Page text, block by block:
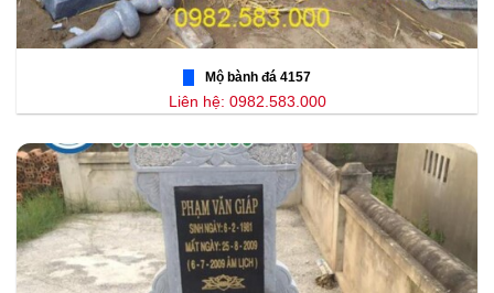
Mộ bành đá 4157
Liên hệ: 0982.583.000